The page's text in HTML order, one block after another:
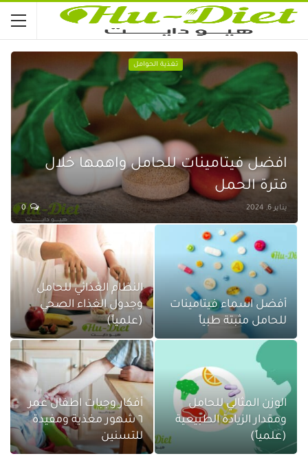
تغذية الحوامل
افضل فيتامينات للحامل واهمها خلال
فترة الحمل
يناير 6, 2024 0
أفضل اسماء فيتامينات
للحامل مثبتة طبياً
النظام الغذائي للحامل
وجدول الغذاء الصحي
(علمياً)
الوزن المثالي للحامل
ومقدار الزيادة الطبيعية
(علمياً)
أفكار وجبات اطفال عمر
٦ شهور مغذية ومفيدة
للتسنين